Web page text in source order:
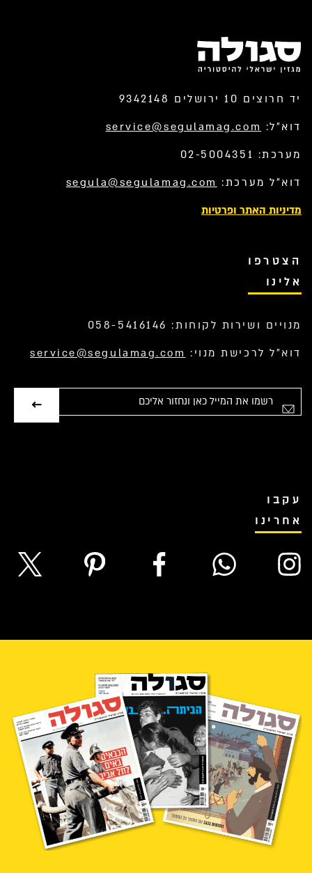
יד חרוצים 10 ירושלים 9342148
דוא”ל: service@segulamag.com
מערכת: 02-5004351
דוא”ל מערכת: segula@segulamag.com
מדיניות האתר ופרטיות
הצטרפו
אלינו
מנויים ושירות לקוחות: 058-5416146
דוא”ל לרכישת מנוי: service@segulamag.com
עקבו
אחרינו